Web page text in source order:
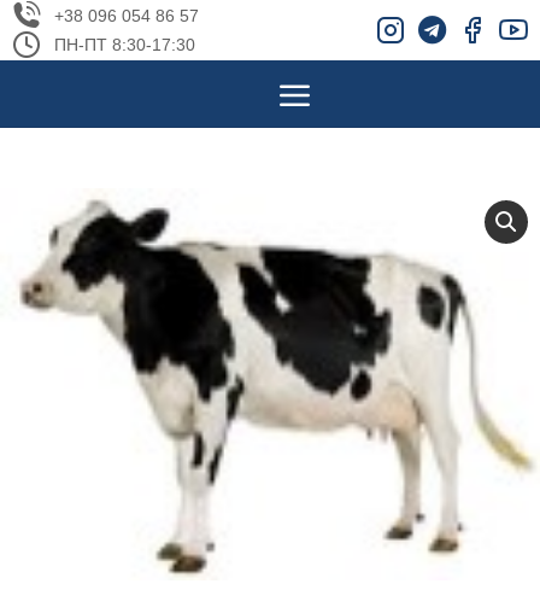
+38 096 054 86 57
ПН-ПТ 8:30-17:30